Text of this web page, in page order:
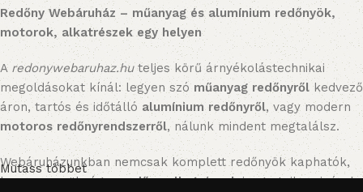
Redőny Webáruház – műanyag és alumínium redőnyök,
motorok, alkatrészek egy helyen
A redonywebaruhaz.huteljes körű árnyékolástechnikai
megoldásokat kínál: legyen szó műanyag redőnyről kedvező
áron, tartós és időtálló alumínium redőnyről, vagy modern
motoros redőnyrendszerről, nálunk mindent megtalálsz.
Webáruházunkban nemcsak komplett redőnyök kaphatók,
hanem a szükségesredőny alkatrészekis: gurtnik, zsinórok,
Mutass többet